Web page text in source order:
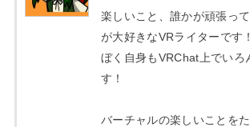
楽しいこと、誰かが頑張っ
が大好きなVRライターです！
ぼく自身もVRChat上でいろ
す！
バーチャルの楽しいことを